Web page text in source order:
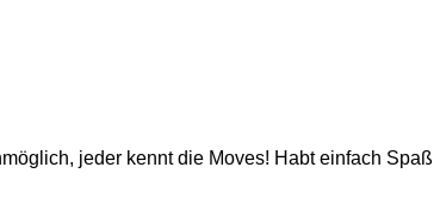
jeder kennt die Moves! Habt einfach Spaß